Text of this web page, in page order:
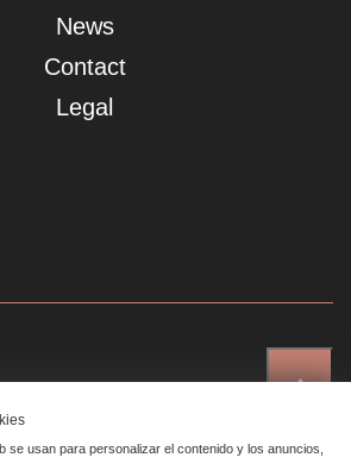
↑
News
Contact
Legal
Plaza de Canalejas 6, 4 izq
se usan para personalizar el contenido y los anuncios,